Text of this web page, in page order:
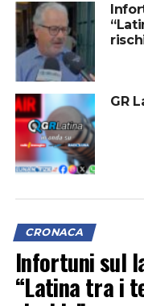
GR
CRONACA
Infortuni sul
“Latina tra i